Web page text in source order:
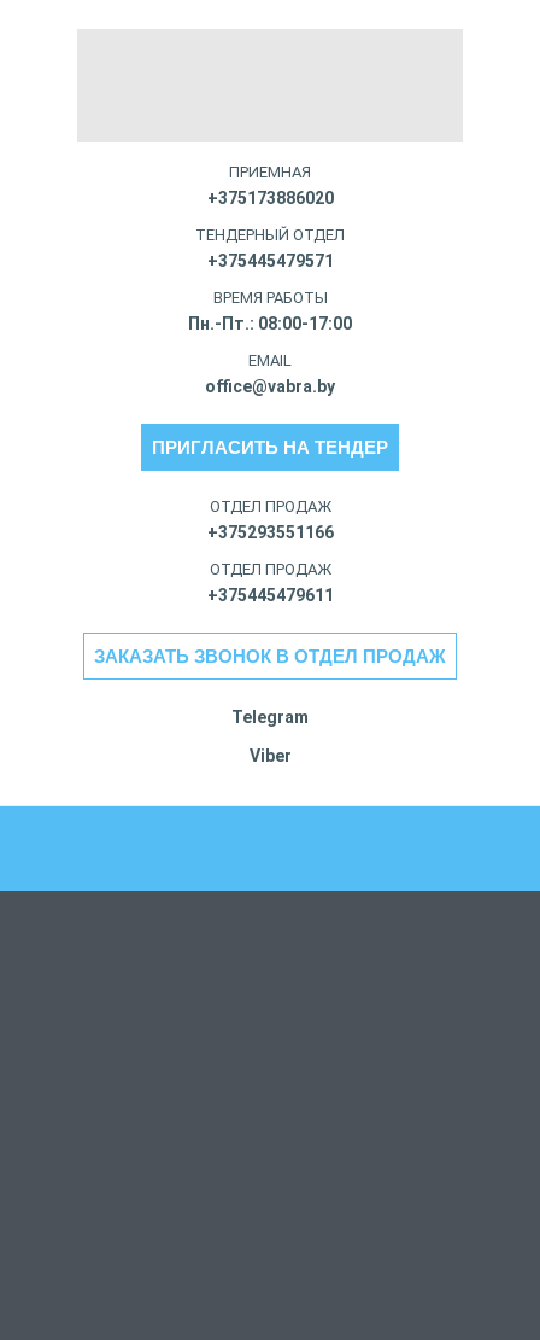
ПРИЕМНАЯ
+375173886020
ТЕНДЕРНЫЙ ОТДЕЛ
+375445479571
ВРЕМЯ РАБОТЫ
Пн.-Пт.: 08:00-17:00
EMAIL
office@vabra.by
ПРИГЛАСИТЬ НА ТЕНДЕР
ОТДЕЛ ПРОДАЖ
+375293551166
ОТДЕЛ ПРОДАЖ
+375445479611
ЗАКАЗАТЬ ЗВОНОК В ОТДЕЛ ПРОДАЖ
Telegram
Viber